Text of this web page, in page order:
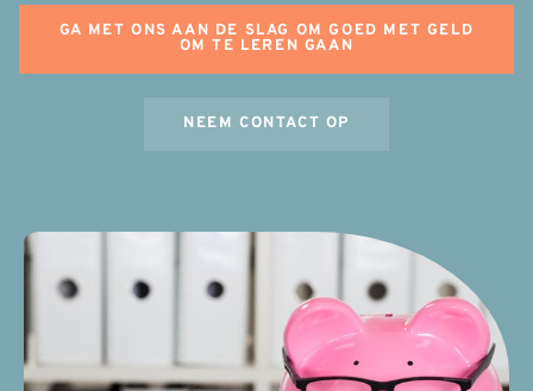
GA MET ONS AAN DE SLAG OM GOED MET GELD
OM TE LEREN GAAN
NEEM CONTACT OP